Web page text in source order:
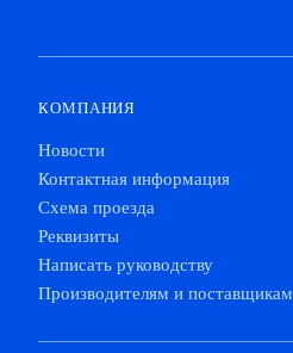
КОМПАНИЯ
Новости
Контактная информация
Схема проезда
Реквизиты
Написать руководству
Производителям и поставщикам